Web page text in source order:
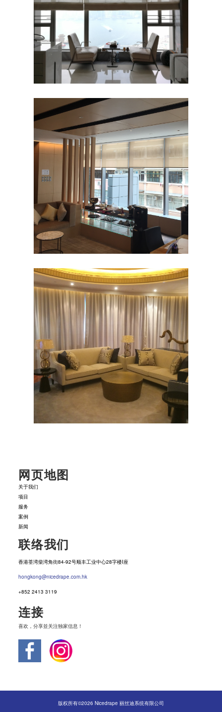
网页地图
关于我们
项目
服务
案例
新闻
联络我们
香港荃湾柴湾角街84-92号顺丰工业中心28字楼I座
hongkong@nicedrape.com.hk
+852 2413 3119
连接
喜欢，分享並关注独家信息！
版权所有©2026 Nicedrape 丽丝迪系统有限公司